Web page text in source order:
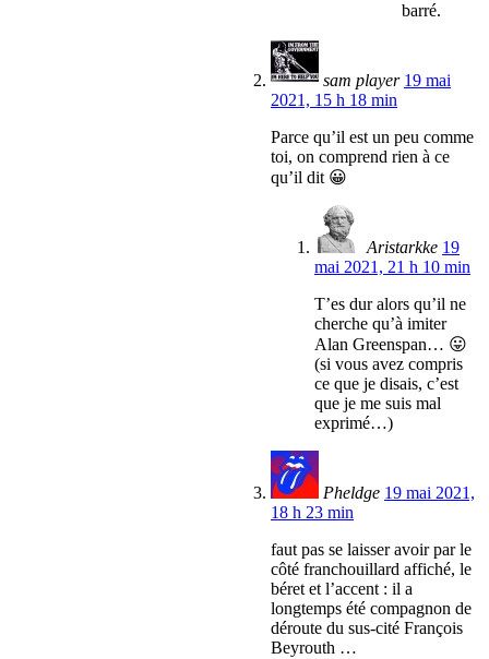
barré.
sam player 19 mai
2021, 15 h 18 min
Parce qu’il est un peu comme
toi, on comprend rien à ce
qu’il dit 😀
Aristarkke 19
mai 2021, 21 h 10 min
T’es dur alors qu’il ne
cherche qu’à imiter
Alan Greenspan… 😛
(si vous avez compris
ce que je disais, c’est
que je me suis mal
exprimé…)
Pheldge 19 mai 2021,
18 h 23 min
faut pas se laisser avoir par le
côté franchouillard affiché, le
béret et l’accent : il a
longtemps été compagnon de
déroute du sus-cité François
Beyrouth …